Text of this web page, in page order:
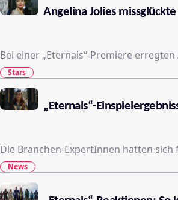
Angelina Jolies
Bei einer „Eternals“-Premiere
Stars
„Eternals“-
Die Branchen-ExpertInnen hatten
News